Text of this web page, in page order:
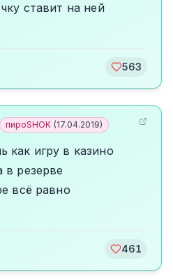
ставит на ней
563
пироSHOK (17.04.2019)
как игру в казино
в резерве
всё равно
461